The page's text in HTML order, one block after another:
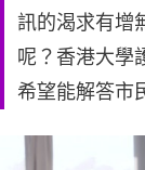
訊的渴求有增
呢？香港大學
希望能解答市